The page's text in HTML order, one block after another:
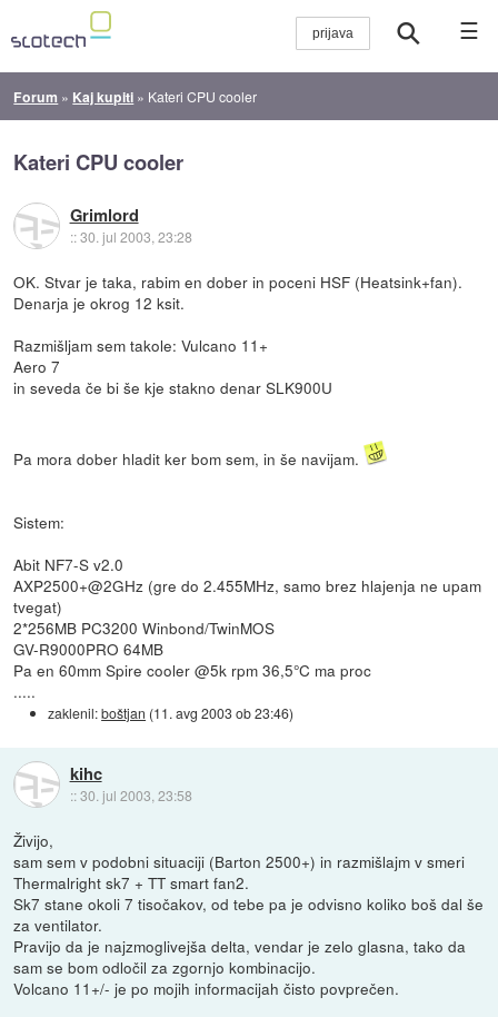
☰
Forum » Kaj kupiti » Kateri CPU cooler
Kateri CPU cooler
Grimlord
::30. jul 2003, 23:28
OK. Stvar je taka, rabim en dober in poceni HSF (Heatsink+fan).
Denarja je okrog 12 ksit.
Razmišljam sem takole: Vulcano 11+
Aero 7
in seveda če bi še kje stakno denar SLK900U
Pa mora dober hladit ker bom sem, in še navijam.
Sistem:
Abit NF7-S v2.0
AXP2500+@2GHz (gre do 2.455MHz, samo brez hlajenja ne upam
tvegat)
2*256MB PC3200 Winbond/TwinMOS
GV-R9000PRO 64MB
Pa en 60mm Spire cooler @5k rpm 36,5°C ma proc
.....
zaklenil:boštjan (11. avg 2003 ob 23:46)
kihc
::30. jul 2003, 23:58
Živijo,
sam sem v podobni situaciji (Barton 2500+) in razmišlajm v smeri
Thermalright sk7 + TT smart fan2.
Sk7 stane okoli 7 tisočakov, od tebe pa je odvisno koliko boš dal še
za ventilator.
Pravijo da je najzmoglivejša delta, vendar je zelo glasna, tako da
sam se bom odločil za zgornjo kombinacijo.
Volcano 11+/- je po mojih informacijah čisto povprečen.